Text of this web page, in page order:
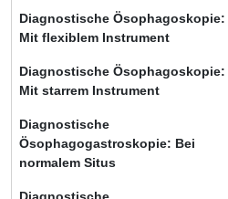
Diagnostische Ösophagoskopie:
Mit flexiblem Instrument
Diagnostische Ösophagoskopie:
Mit starrem Instrument
Diagnostische
Ösophagogastroskopie: Bei
normalem Situs